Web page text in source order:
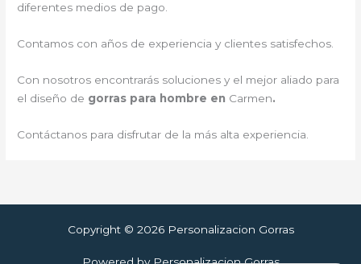
diferentes medios de pago.
Contamos con años de experiencia y clientes satisfechos.
Con nosotros encontrarás soluciones y el mejor aliado para
el diseño de gorras para hombre en Carmen.
Contáctanos para disfrutar de la más alta experiencia.
Copyright © 2026 Personalizacion Gorras